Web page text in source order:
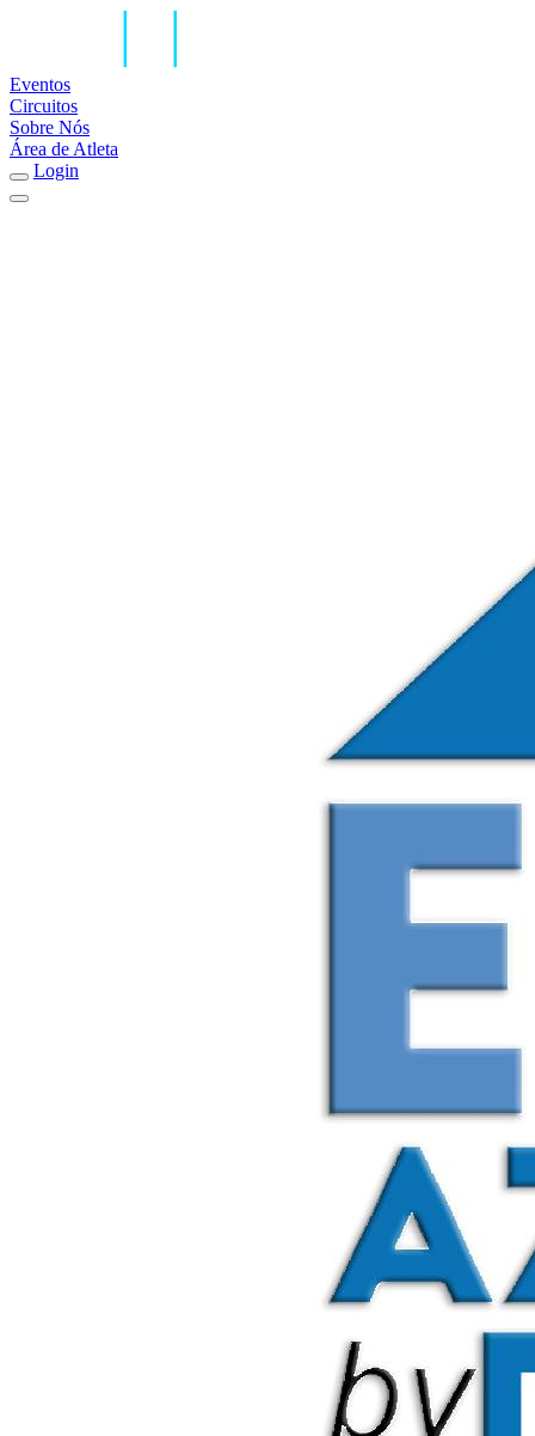
Eventos
Circuitos
Sobre Nós
Área de Atleta
Login